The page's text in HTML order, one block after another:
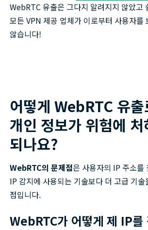
WebRTC 유출은 그다지 알려지지 않았고
모든 VPN 제공 업체가 이로부터 사용자를
않습니다!
어떻게 WebRTC 유출
개인 정보가 위험에 처
되나요?
WebRTC의 문제점은 사용자의 IP 주소
IP 감지에 사용되는 기술보다 더 고급 기술
점입니다.
WebRTC가 어떻게 제 IP를